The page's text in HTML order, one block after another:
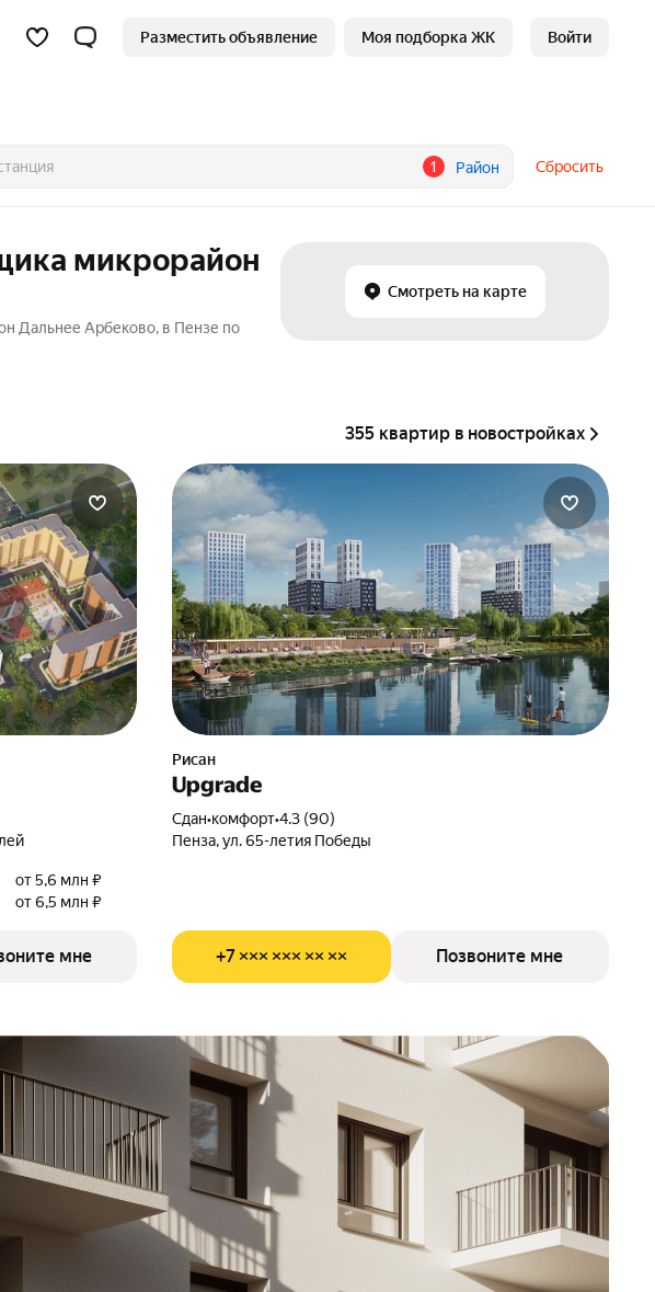
Разместить объявление Моя подборка ЖК Войти
1 Район Сбросить
микрорайон
Дальнее Арбеково, в Пензе по
Смотреть на карте
355 квартир в новостройках
от 5,6 млн ₽
от 6,5 млн ₽
мне
Рисан
Upgrade
Сдан•комфорт•4.3 (90)
Пенза, ул. 65-летия Победы
+7 ××× ××× ×× ×× Позвоните мне